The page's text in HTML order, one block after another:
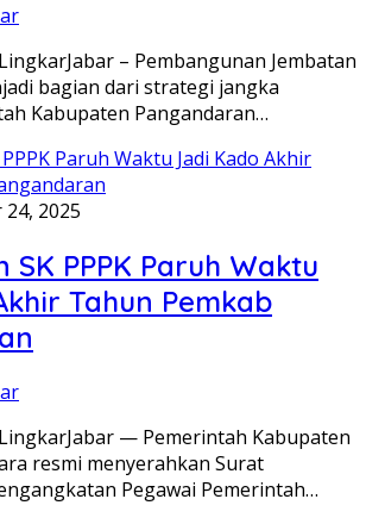
– Pembangunan Jembatan
bagian dari strategi jangka
Kabupaten Pangandaran…
2025
SK PPPK Paruh Waktu
Tahun Pemkab
LingkarJabar — Pemerintah Kabupaten
resmi menyerahkan Surat
Pegawai Pemerintah…